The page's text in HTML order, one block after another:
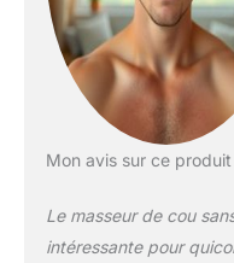
de massage
【Plusieurs réglages
de massage Shiatsu
3 niveaux d'intensité
modes de
permettant de
votre expérience
par pétrissage plus
facilement régler les
Mon avis sur ce produit
Le masseur de cou
intéressante pour